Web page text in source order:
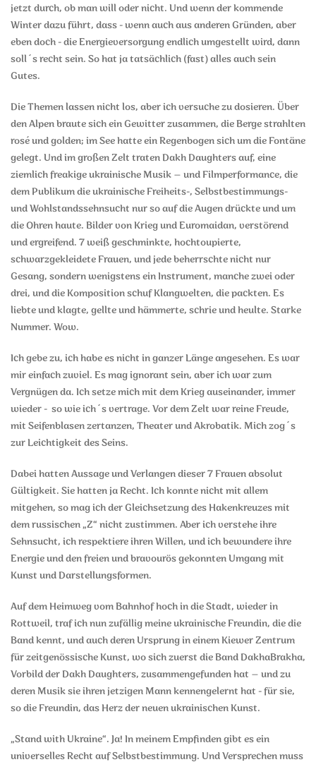
jetzt durch, ob man will oder nicht. Und wenn der kommende
Winter dazu führt, dass - wenn auch aus anderen Gründen, aber
eben doch - die Energieversorgung endlich umgestellt wird, dann
soll´s recht sein. So hat ja tatsächlich (fast) alles auch sein
Gutes.
Die Themen lassen nicht los, aber ich versuche zu dosieren. Über
den Alpen braute sich ein Gewitter zusammen, die Berge strahlten
rosé und golden; im See hatte ein Regenbogen sich um die Fontäne
gelegt. Und im großen Zelt traten Dakh Daughters auf, eine
ziemlich freakige ukrainische Musik – und Filmperformance, die
dem Publikum die ukrainische Freiheits-, Selbstbestimmungs-
und Wohlstandssehnsucht nur so auf die Augen drückte und um
die Ohren haute. Bilder von Krieg und Euromaidan, verstörend
und ergreifend. 7 weiß geschminkte, hochtoupierte,
schwarzgekleidete Frauen, und jede beherrschte nicht nur
Gesang, sondern wenigstens ein Instrument, manche zwei oder
drei, und die Komposition schuf Klangwelten, die packten. Es
liebte und klagte, gellte und hämmerte, schrie und heulte. Starke
Nummer. Wow.
Ich gebe zu, ich habe es nicht in ganzer Länge angesehen. Es war
mir einfach zuviel. Es mag ignorant sein, aber ich war zum
Vergnügen da. Ich setze mich mit dem Krieg auseinander, immer
wieder - so wie ich´s vertrage. Vor dem Zelt war reine Freude,
mit Seifenblasen zertanzen, Theater und Akrobatik. Mich zog´s
zur Leichtigkeit des Seins.
Dabei hatten Aussage und Verlangen dieser 7 Frauen absolut
Gültigkeit. Sie hatten ja Recht. Ich konnte nicht mit allem
mitgehen, so mag ich der Gleichsetzung des Hakenkreuzes mit
dem russischen „Z“ nicht zustimmen. Aber ich verstehe ihre
Sehnsucht, ich respektiere ihren Willen, und ich bewundere ihre
Energie und den freien und bravourös gekonnten Umgang mit
Kunst und Darstellungsformen.
Auf dem Heimweg vom Bahnhof hoch in die Stadt, wieder in
Rottweil, traf ich nun zufällig meine ukrainische Freundin, die die
Band kennt, und auch deren Ursprung in einem Kiewer Zentrum
für zeitgenössische Kunst, wo sich zuerst die Band DakhaBrakha,
Vorbild der Dakh Daughters, zusammengefunden hat – und zu
deren Musik sie ihren jetzigen Mann kennengelernt hat - für sie,
so die Freundin, das Herz der neuen ukrainischen Kunst.
„Stand with Ukraine“. Ja! In meinem Empfinden gibt es ein
universelles Recht auf Selbstbestimmung. Und Versprechen muss